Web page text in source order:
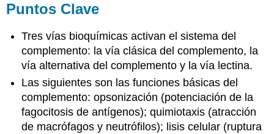
Puntos Clave
Tres vías bioquímicas activan el sistema del
complemento: la vía clásica del complemento, la
vía alternativa del complemento y la vía lectina.
Las siguientes son las funciones básicas del
complemento: opsonización (potenciación de la
fagocitosis de antígenos); quimiotaxis (atracción
de macrófagos y neutrófilos); lisis celular (ruptura